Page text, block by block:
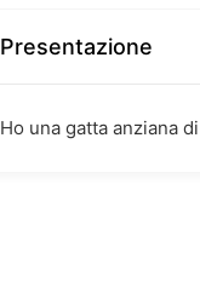
Presentazione
Ho una gatta anziana